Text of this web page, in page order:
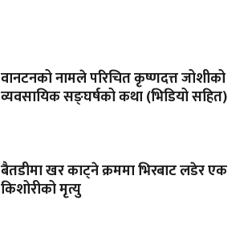
वानटनको नामले परिचित कृष्णदत्त जोशीको
व्यवसायिक सङ्घर्षको कथा (भिडियो सहित)
बैतडीमा खर काट्ने क्रममा भिरबाट लडेर एक
किशोरीको मृत्यु